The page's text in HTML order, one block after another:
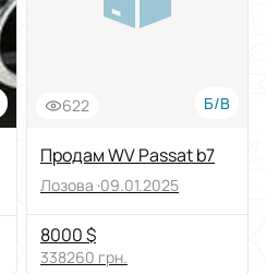
622 Б/В
Продам WV Passat b7
Лозова ·09.01.2025
8000 $
338260 грн.